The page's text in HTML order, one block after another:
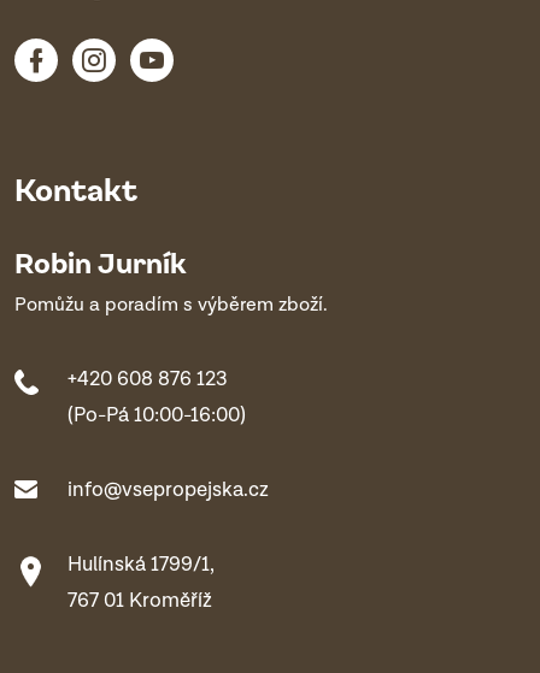
Kontakt
Robin Jurník
Pomůžu a poradím s výběrem zboží.
+420 608 876 123
(Po-Pá 10:00-16:00)
info@vsepropejska.cz
Hulínská 1799/1,
767 01 Kroměříž